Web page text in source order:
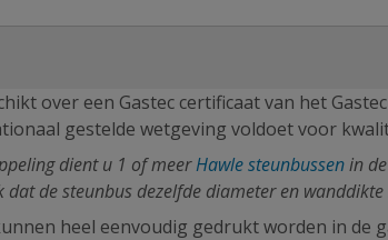
over een Gastec certificaat van het
gestelde wetgeving voldoet voor
dient u 1 of meerHawle steunbussenin
de steunbus dezelfde diameter en
heel eenvoudig gedrukt worden in de